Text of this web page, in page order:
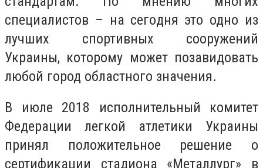
специалистов – на сегодня это одно из
лучших спортивных сооружений
Украины, которому может позавидовать
любой город областного значения.
В июле 2018 исполнительный комитет
Федерации легкой атлетики Украины
принял положительное решение о
сертификации стадиона «Металлург» в